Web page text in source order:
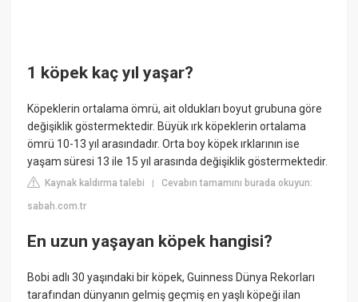
1 köpek kaç yıl yaşar?
Köpeklerin ortalama ömrü, ait oldukları boyut grubuna göre
değişiklik göstermektedir. Büyük ırk köpeklerin ortalama
ömrü 10-13 yıl arasındadır. Orta boy köpek ırklarının ise
yaşam süresi 13 ile 15 yıl arasında değişiklik göstermektedir.
Kaynak kaldırma talebi |Cevabın tamamını burada okuyun:
sabah.com.tr
En uzun yaşayan köpek hangisi?
Bobi adlı 30 yaşındaki bir köpek, Guinness Dünya Rekorları
tarafından dünyanın gelmiş geçmiş en yaşlı köpeği ilan